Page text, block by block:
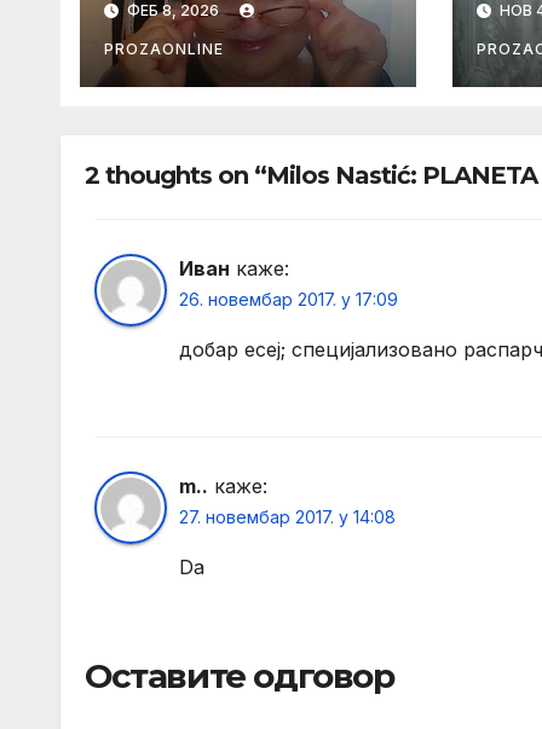
ФЕБ 8, 2026
PROZAONLINE
НОВ
2 thoughts on “Milos Nastić:
Иван каже:
26. новембар 2017. у 17:09
добар есеј; специјализовано
m.. каже:
27. новембар 2017. у 14:08
Da
Оставите одговор